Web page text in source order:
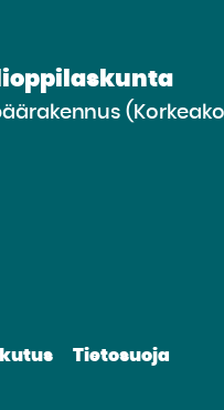
Tietosuoja